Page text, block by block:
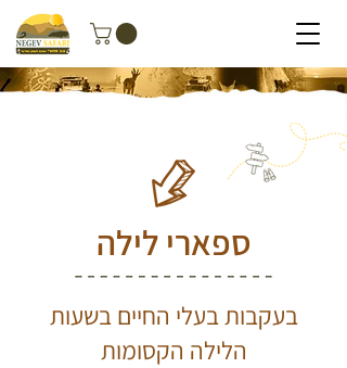
ספארי לילה
בעקבות בעלי החיים בשעות
הלילה הקסומות